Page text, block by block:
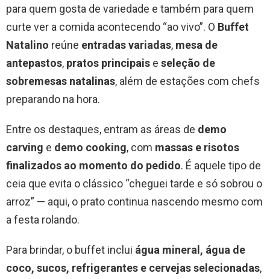
para quem gosta de variedade e também para quem
curte ver a comida acontecendo “ao vivo”. O Buffet
Natalino reúne entradas variadas, mesa de
antepastos, pratos principais e seleção de
sobremesas natalinas, além de estações com chefs
preparando na hora.
Entre os destaques, entram as áreas de demo
carving e demo cooking, com massas e risotos
finalizados ao momento do pedido. É aquele tipo de
ceia que evita o clássico “cheguei tarde e só sobrou o
arroz” — aqui, o prato continua nascendo mesmo com
a festa rolando.
Para brindar, o buffet inclui água mineral, água de
coco, sucos, refrigerantes e cervejas selecionadas,